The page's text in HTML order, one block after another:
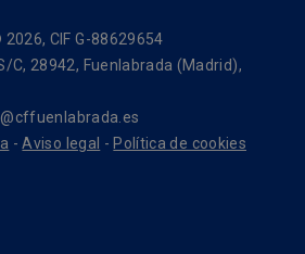
2026, CIF G-88629654
C, 28942, Fuenlabrada (Madrid),
-Aviso legal - Política de cookies